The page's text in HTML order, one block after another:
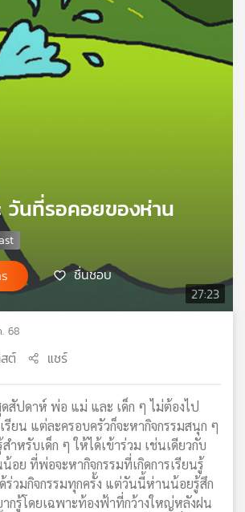
27:23
วันที่รอคอยของห่าน
ชื่นชอบ
68
ต์ แชร์
สัปดาห์ พ่อ แม่ และ เด็ก ๆ ไม่ต้องไป
รียน แต่ละครอบครัวก็จะหากิจกรรมสนุก ๆ
สำหรับเด็ก ๆ ให้ได้เข้าร่วม เช่นเดียวกับ
อย ที่พ่อจะหากิจกรรมที่เกิดการเรียนรู้
วมกิจกรรมทุกครั้ง แต่วันนี้ห่านน้อยรู้สึก
กรู้โดยเฉพาะท้องฟ้าที่กว้างใหญ่หลังฝน